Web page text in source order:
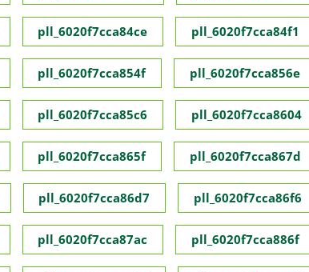
pll_6020f7cca84ce pll_6020f7cca84f1
pll_6020f7cca854f pll_6020f7cca856e
pll_6020f7cca85c6 pll_6020f7cca8604
pll_6020f7cca865f pll_6020f7cca867d
pll_6020f7cca86d7 pll_6020f7cca86f6
pll_6020f7cca87ac pll_6020f7cca886f